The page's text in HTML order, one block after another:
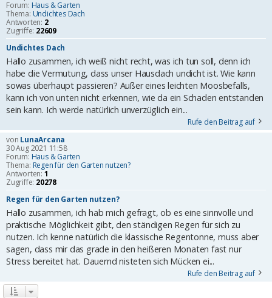
Forum: Haus & Garten
Thema: Undichtes Dach
Antworten: 2
Zugriffe: 22609
Undichtes Dach
Hallo zusammen, ich weiß nicht recht, was ich tun soll, denn ich
habe die Vermutung, dass unser Hausdach undicht ist. Wie kann
sowas überhaupt passieren? Außer eines leichten Moosbefalls,
kann ich von unten nicht erkennen, wie da ein Schaden entstanden
sein kann. Ich werde natürlich unverzüglich ein...
Rufe den Beitrag auf
von LunaArcana
30 Aug 2021 11:58
Forum: Haus & Garten
Thema: Regen für den Garten nutzen?
Antworten: 1
Zugriffe: 20278
Regen für den Garten nutzen?
Hallo zusammen, ich hab mich gefragt, ob es eine sinnvolle und
praktische Möglichkeit gibt, den ständigen Regen für sich zu
nutzen. Ich kenne natürlich die klassische Regentonne, muss aber
sagen, dass mir das grade in den heißeren Monaten fast nur
Stress bereitet hat. Dauernd nisteten sich Mücken ei...
Rufe den Beitrag auf